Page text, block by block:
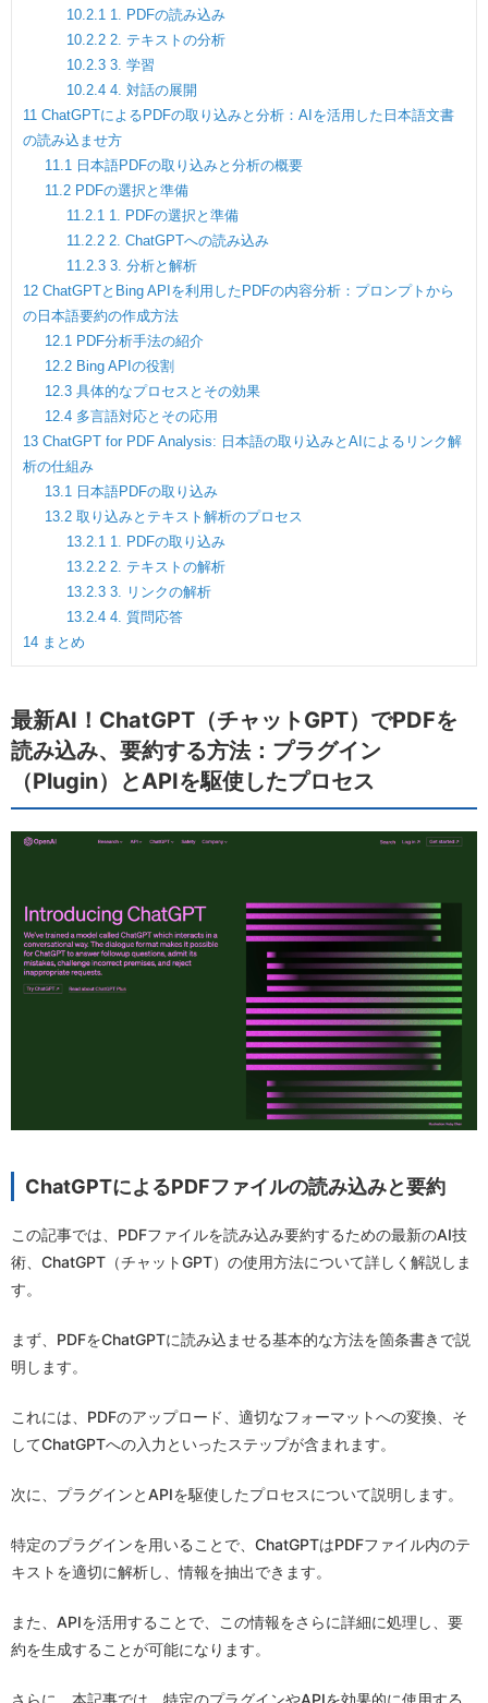
10.2.11. PDFの読み込み
10.2.22. テキストの分析
10.2.33. 学習
10.2.44. 対話の展開
11 ChatGPTによるPDFの取り込みと分析：AIを活用した日本語文書
の読み込ませ方
11.1日本語PDFの取り込みと分析の概要
11.2PDFの選択と準備
11.2.11. PDFの選択と準備
11.2.22. ChatGPTへの読み込み
11.2.33. 分析と解析
12 ChatGPTとBing APIを利用したPDFの内容分析：プロンプトから
の日本語要約の作成方法
12.1PDF分析手法の紹介
12.2Bing APIの役割
12.3具体的なプロセスとその効果
12.4多言語対応とその応用
13 ChatGPT for PDF Analysis: 日本語の取り込みとAIによるリンク解
析の仕組み
13.1日本語PDFの取り込み
13.2取り込みとテキスト解析のプロセス
13.2.11. PDFの取り込み
13.2.22. テキストの解析
13.2.33. リンクの解析
13.2.44. 質問応答
14 まとめ
最新AI！ChatGPT（チャットGPT）でPDFを
読み込み、要約する方法：プラグイン
（Plugin）とAPIを駆使したプロセス
ChatGPTによるPDFファイルの読み込みと要約
この記事では、PDFファイルを読み込み要約するための最新のAI技
術、ChatGPT（チャットGPT）の使用方法について詳しく解説しま
す。
まず、PDFをChatGPTに読み込ませる基本的な方法を箇条書きで説
明します。
これには、PDFのアップロード、適切なフォーマットへの変換、そ
してChatGPTへの入力といったステップが含まれます。
次に、プラグインとAPIを駆使したプロセスについて説明します。
特定のプラグインを用いることで、ChatGPTはPDFファイル内のテ
キストを適切に解析し、情報を抽出できます。
また、APIを活用することで、この情報をさらに詳細に処理し、要
約を生成することが可能になります。
さらに、本記事では、特定のプラグインやAPIを効果的に使用する